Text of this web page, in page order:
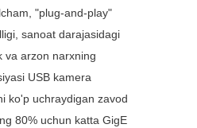
"plug-and-play"
sanoat darajasidagi
va arzon narxning
USB kamera
ko'p uchraydigan zavod
80% uchun katta GigE